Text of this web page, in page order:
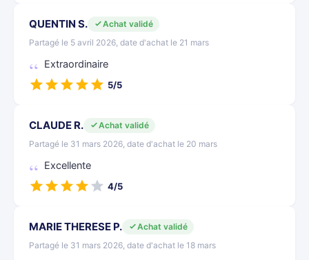
QUENTIN S.
Achat validé
Partagé le 5 avril 2026, date d'achat le 21 mars
Extraordinaire
5/5
CLAUDE R.
Achat validé
Partagé le 31 mars 2026, date d'achat le 20 mars
Excellente
4/5
MARIE THERESE P.
Achat validé
Partagé le 31 mars 2026, date d'achat le 18 mars